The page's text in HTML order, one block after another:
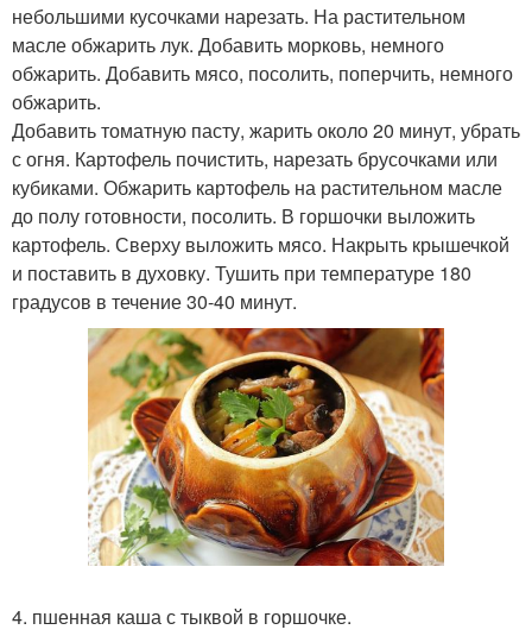
небольшими кусочками нарезать. На растительном
масле обжарить лук. Добавить морковь, немного
обжарить. Добавить мясо, посолить, поперчить, немного
обжарить.
Добавить томатную пасту, жарить около 20 минут, убрать
с огня. Картофель почистить, нарезать брусочками или
кубиками. Обжарить картофель на растительном масле
до полу готовности, посолить. В горшочки выложить
картофель. Сверху выложить мясо. Накрыть крышечкой
и поставить в духовку. Тушить при температуре 180
градусов в течение 30-40 минут.
4. пшенная каша с тыквой в горшочке.